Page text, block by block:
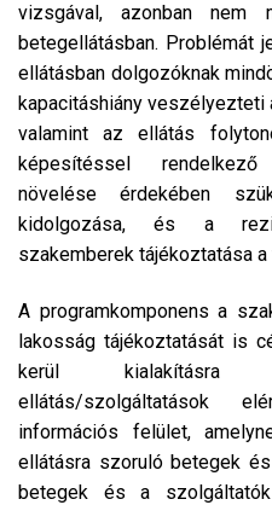
vizsgával, azonban
betegellátásban. Problémát
ellátásban dolgozóknak
kapacitáshiány veszélyezteti
valamint az ellátás
képesítéssel
növelése érdekében
kidolgozása, és a
szakemberek tájékoztatása
A programkomponens a
lakosság tájékoztatását is
kerül kialakításra
ellátás/szolgáltatások
információs felület,
ellátásra szoruló betegek
betegek és a